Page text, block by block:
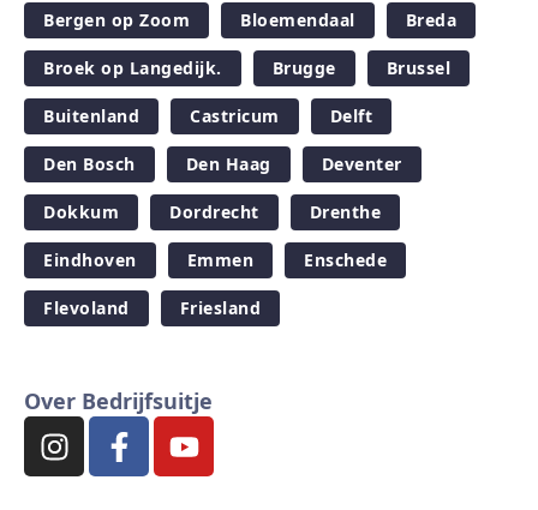
Bergen op Zoom Bloemendaal Breda
Broek op Langedijk. Brugge Brussel
Buitenland Castricum Delft
Den Bosch Den Haag Deventer
Dokkum Dordrecht Drenthe
Eindhoven Emmen Enschede
Flevoland Friesland
Over Bedrijfsuitje